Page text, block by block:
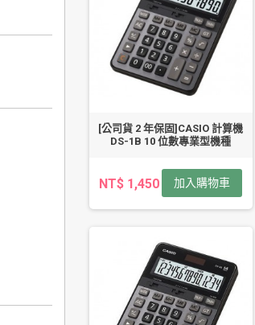
[公司貨 2 年保固]CASIO 計算機
DS-1B 10 位數專業型機種
NT$ 1,450 加入購物車